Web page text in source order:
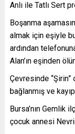
Anlı ile Tatlı Sert
Boşanma
almak için eşiyle
ardından
Alan’ın eşinden
Çevresinde “Şirin”
bağlanmış ve
Bursa’nın Gemlik
çocuk annesi